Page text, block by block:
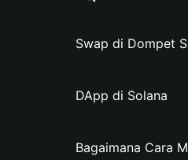
Swap di Dompet
DApp di Solana
Bagaimana Cara